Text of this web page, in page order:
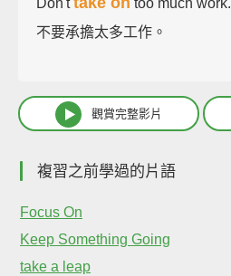
Don't
too much work.
不要承擔太多工作。
觀賞完整影片
複習之前學過的片語
Focus On
Keep Something Going
take a leap